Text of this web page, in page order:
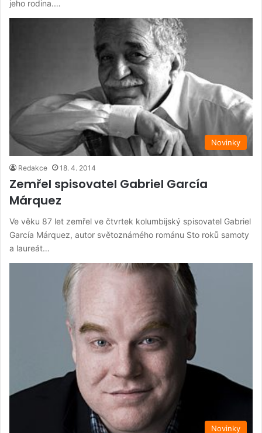
jeho rodina.…
Novinky
Redakce 18. 4. 2014
Zemřel spisovatel Gabriel García
Márquez
Ve věku 87 let zemřel ve čtvrtek kolumbijský spisovatel Gabriel
García Márquez, autor světoznámého románu Sto roků samoty
a laureát…
Novinky